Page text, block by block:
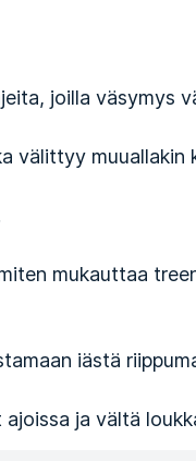
joilla väsymys
välittyy muuallakin
mukauttaa
iästä
ja vältä